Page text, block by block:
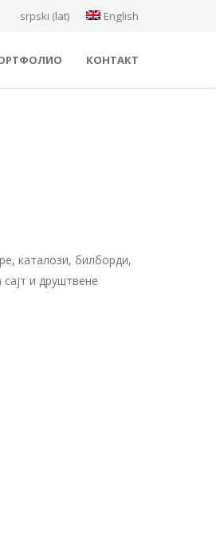
English
srpski (lat)
КОНТАКТ
каталози, билборди,
и друштвене